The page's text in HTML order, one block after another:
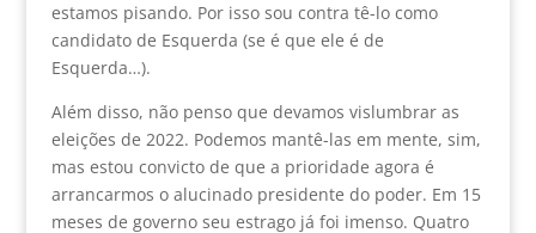
estamos pisando. Por isso sou contra tê-lo como
candidato de Esquerda (se é que ele é de
Esquerda…).
Além disso, não penso que devamos vislumbrar as
eleições de 2022. Podemos mantê-las em mente, sim,
mas estou convicto de que a prioridade agora é
arrancarmos o alucinado presidente do poder. Em 15
meses de governo seu estrago já foi imenso. Quatro